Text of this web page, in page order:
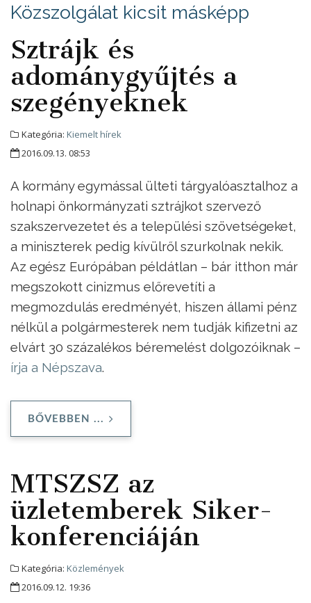
Közszolgálat kicsit másképp
Sztrájk és
adománygyűjtés a
szegényeknek
Kategória: Kiemelt hírek
2016.09.13. 08:53
A kormány egymással ülteti tárgyalóasztalhoz a
holnapi önkormányzati sztrájkot szervező
szakszervezetet és a települési szövetségeket,
a miniszterek pedig kívülről szurkolnak nekik.
Az egész Európában példátlan – bár itthon már
megszokott cinizmus előrevetíti a
megmozdulás eredményét, hiszen állami pénz
nélkül a polgármesterek nem tudják kifizetni az
elvárt 30 százalékos béremelést dolgozóiknak –
írja a Népszava.
BŐVEBBEN ...
MTSZSZ az
üzletemberek Siker-
konferenciáján
Kategória: Közlemények
2016.09.12. 19:36